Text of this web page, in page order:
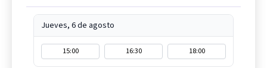
Jueves, 6 de agosto
15:00 16:30 18:00